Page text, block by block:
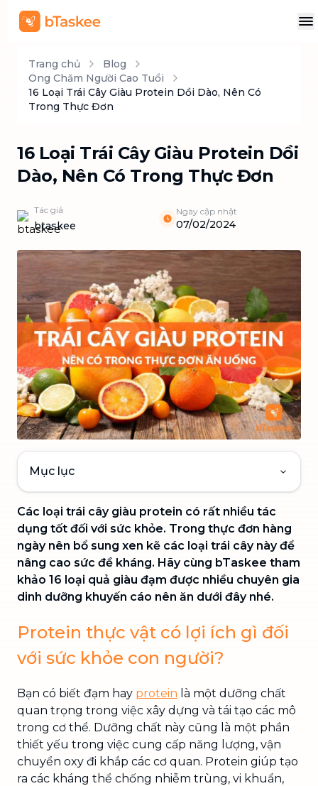
Trang chủ
Blog
Ong Chăm Người Cao Tuổi
16 Loại Trái Cây Giàu Protein Dồi Dào, Nên Có
Trong Thực Đơn
16 Loại Trái Cây Giàu Protein Dồi
Dào, Nên Có Trong Thực Đơn
Tác giả
btaskee
Ngày cập nhật
07/02/2024
Mục lục
Các loại trái cây giàu protein có rất nhiều tác
dụng tốt đối với sức khỏe. Trong thực đơn hàng
ngày nên bổ sung xen kẽ các loại trái cây này để
nâng cao sức đề kháng. Hãy cùng bTaskee tham
khảo 16 loại quả giàu đạm được nhiều chuyên gia
dinh dưỡng khuyến cáo nên ăn dưới đây nhé.
Protein thực vật có lợi ích gì đối
với sức khỏe con người?
Bạn có biết đạm hay protein là một dưỡng chất
quan trọng trong việc xây dựng và tái tạo các mô
trong cơ thể. Dưỡng chất này cũng là một phần
thiết yếu trong việc cung cấp năng lượng, vận
chuyển oxy đi khắp các cơ quan. Protein giúp tạo
ra các kháng thể chống nhiễm trùng, vi khuẩn,